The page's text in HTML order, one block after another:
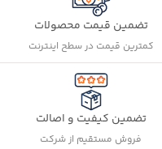
تضمین قیمت محصولات
کمترین قیمت در سطح اینترنت
تضمین کیفیت و اصالت
فروش مستقیم از شرکت